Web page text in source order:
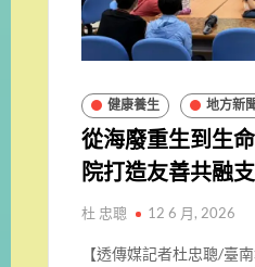
健康養生 地方新聞
從海廢重生到生
院打造友善共融
杜 忠聰 12 6 月, 2026
【透傳媒記者杜忠聰/臺